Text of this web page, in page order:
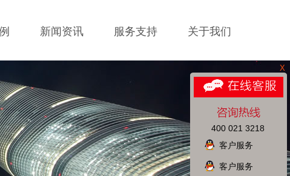
新闻资讯 服务支持 关于我们
X
400 021 3218
客户服务
客户服务